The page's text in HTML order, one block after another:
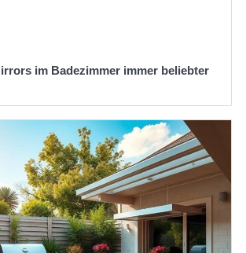
im Badezimmer immer beliebter